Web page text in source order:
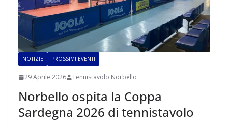
NOTIZIE PROSSIMI EVENTI
29 Aprile 2026 Tennistavolo Norbello
Norbello ospita la Coppa
Sardegna 2026 di tennistavolo